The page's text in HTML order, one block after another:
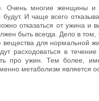
Очень многие женщины и
будут. И чаще всего
отказаться от ужина и
быть всегда. Дело в
для нормальной
расходоваться в
про ужин. Тем более,
метаболизм является